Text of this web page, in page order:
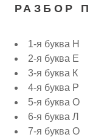
РАЗБОР
1-я буква Н
2-я буква Е
3-я буква К
4-я буква Р
5-я буква О
6-я буква Л
7-я буква О